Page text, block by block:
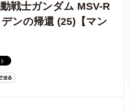
戦士ガンダム MSV-R
ンの帰還 (25)【マン